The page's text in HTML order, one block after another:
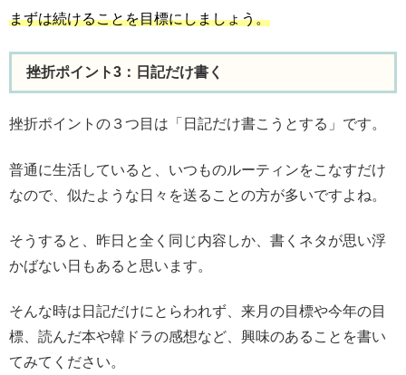
まずは続けることを目標にしましょう。
挫折ポイント3：日記だけ書く
挫折ポイントの３つ目は「日記だけ書こうとする」です。
普通に生活していると、いつものルーティンをこなすだけ
なので、似たような日々を送ることの方が多いですよね。
そうすると、昨日と全く同じ内容しか、書くネタが思い浮
かばない日もあると思います。
そんな時は日記だけにとらわれず、来月の目標や今年の目
標、読んだ本や韓ドラの感想など、興味のあることを書い
てみてください。